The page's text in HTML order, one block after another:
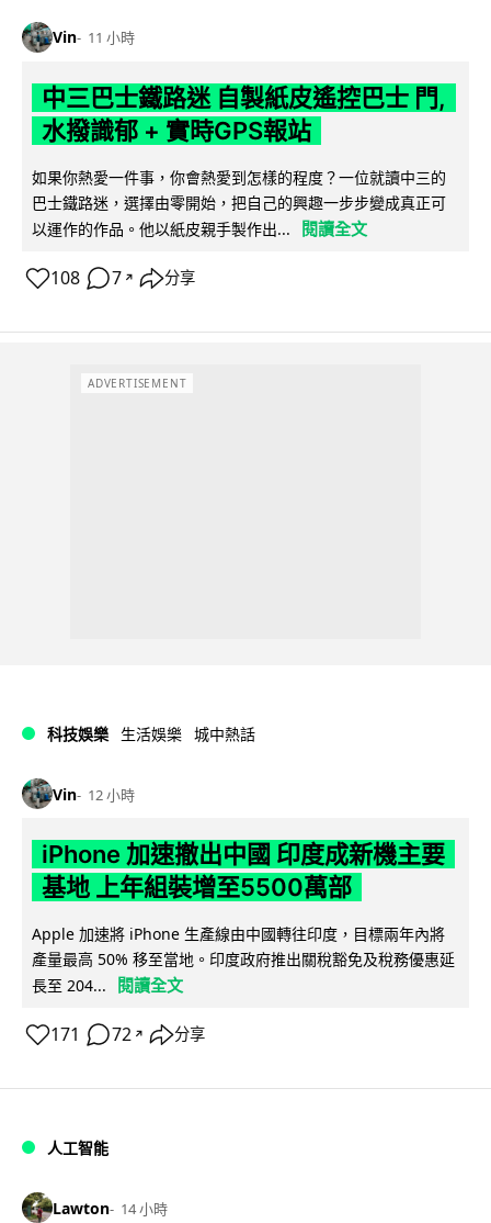
Vin 11 小時
中三巴士鐵路迷 自製紙皮遙控巴士 門,
水撥識郁 + 實時GPS報站
如果你熱愛一件事，你會熱愛到怎樣的程度？一位就讀中三的
巴士鐵路迷，選擇由零開始，把自己的興趣一步步變成真正可
以運作的作品。他以紙皮親手製作出...
閱讀全文
108 7 ↗ 分享
ADVERTISEMENT
科技娛樂 生活娛樂 城中熱話
Vin 12 小時
iPhone 加速撤出中國 印度成新機主要
基地 上年組裝增至5500萬部
Apple 加速將 iPhone 生產線由中國轉往印度，目標兩年內將
產量最高 50% 移至當地。印度政府推出關稅豁免及稅務優惠延
長至 204...
閱讀全文
171 72 ↗ 分享
人工智能
Lawton 14 小時